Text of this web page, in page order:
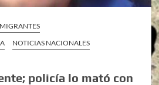
MIGRANTES
NOTICIAS NACIONALES
policía lo mató con